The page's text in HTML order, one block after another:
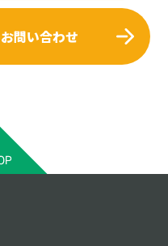
問い合わせ